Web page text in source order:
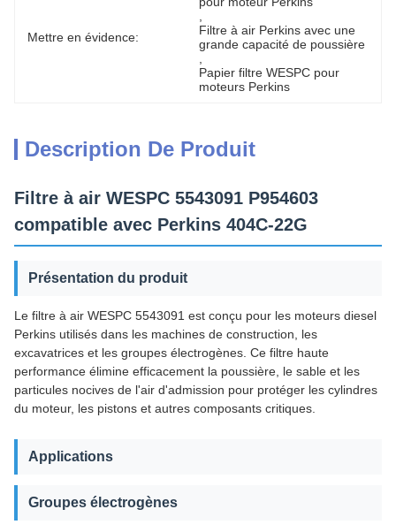
Mettre en évidence:
Filtre à air Perkins avec une
grande capacité de poussière
Papier filtre WESPC pour
moteurs Perkins
Description De Produit
Filtre à air WESPC 5543091 P954603
compatible avec Perkins 404C-22G
Présentation du produit
Le filtre à air WESPC 5543091 est conçu pour les moteurs diesel
Perkins utilisés dans les machines de construction, les
excavatrices et les groupes électrogènes. Ce filtre haute
performance élimine efficacement la poussière, le sable et les
particules nocives de l'air d'admission pour protéger les cylindres
du moteur, les pistons et autres composants critiques.
Applications
Groupes électrogènes